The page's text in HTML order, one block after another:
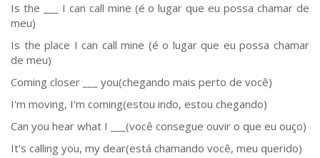
Is the ___ I can call mine (é o lugar que eu possa chamar de
meu)
Is the place I can call mine (é o lugar que eu possa chamar
de meu)
Coming closer ___ you(chegando mais perto de você)
I'm moving, I'm coming(estou indo, estou chegando)
Can you hear what I ___(você consegue ouvir o que eu ouço)
It's calling you, my dear(está chamando você, meu querido)